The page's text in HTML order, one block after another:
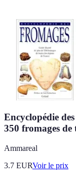
Encyclopédie
350 fromages de
Ammareal
3.7 EURVoir le prix